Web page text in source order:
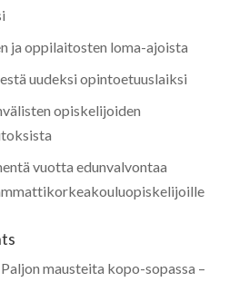
ja oppilaitosten loma-ajoista
uudeksi opintoetuuslaiksi
opiskelijoiden
vuotta edunvalvontaa
Paljon mausteita kopo-sopassa –